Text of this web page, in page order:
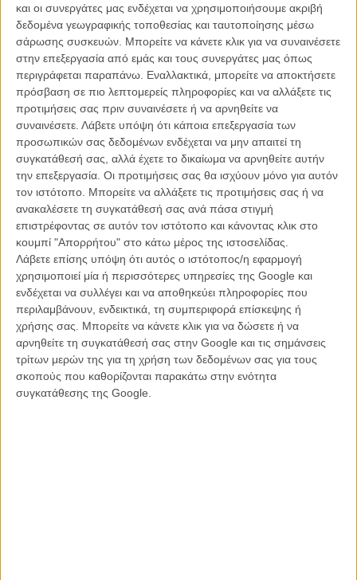
και οι συνεργάτες μας ενδέχεται να χρησιμοποιήσουμε ακριβή
δεδομένα γεωγραφικής τοποθεσίας και ταυτοποίησης μέσω
σάρωσης συσκευών. Μπορείτε να κάνετε κλικ για να συναινέσετε
στην επεξεργασία από εμάς και τους συνεργάτες μας όπως
περιγράφεται παραπάνω. Εναλλακτικά, μπορείτε να αποκτήσετε
πρόσβαση σε πιο λεπτομερείς πληροφορίες και να αλλάξετε τις
προτιμήσεις σας πριν συναινέσετε ή να αρνηθείτε να
συναινέσετε. Λάβετε υπόψη ότι κάποια επεξεργασία των
προσωπικών σας δεδομένων ενδέχεται να μην απαιτεί τη
συγκατάθεσή σας, αλλά έχετε το δικαίωμα να αρνηθείτε αυτήν
την επεξεργασία. Οι προτιμήσεις σας θα ισχύουν μόνο για αυτόν
τον ιστότοπο. Μπορείτε να αλλάξετε τις προτιμήσεις σας ή να
ανακαλέσετε τη συγκατάθεσή σας ανά πάσα στιγμή
επιστρέφοντας σε αυτόν τον ιστότοπο και κάνοντας κλικ στο
κουμπί "Απορρήτου" στο κάτω μέρος της ιστοσελίδας.
Λάβετε επίσης υπόψη ότι αυτός ο ιστότοπος/η εφαρμογή
χρησιμοποιεί μία ή περισσότερες υπηρεσίες της Google και
ενδέχεται να συλλέγει και να αποθηκεύει πληροφορίες που
περιλαμβάνουν, ενδεικτικά, τη συμπεριφορά επίσκεψης ή
χρήσης σας. Μπορείτε να κάνετε κλικ για να δώσετε ή να
αρνηθείτε τη συγκατάθεσή σας στην Google και τις σημάνσεις
τρίτων μερών της για τη χρήση των δεδομένων σας για τους
σκοπούς που καθορίζονται παρακάτω στην ενότητα
συγκατάθεσης της Google.
Και μετά τη φήμη ότι ίσως δούμε την Charli XCX να εμφανίζεται στο
rebootενσαρκώνοντας τον ρόλο της Λευκής Μάγισσας που
υποδύθηκε η Τίλντα Σουίντον στην - κλασική πλέον - ορίτζιναλ
κινηματογραφική μεταφορά του βιβλίου, με τίτλο «To Χρονικό της
Νάρνια: Το Λιοντάρι, η Μάγισσα και η Ντουλάπα» του 2005, σε
σκηνοθεσία του Αντριου Ανταμσον, έρχεται να προστεθεί και άλλη
μια η οποία, ίσως, να προκαλέσει κάποιες αντιδράσεις.
Διαβάστε ακόμα: Η Νάρνια γίνεται brat: Θα δούμε την Charli
XCX στο επερχόμενο reboot της Γκρέτα Γκέργουιγκ;
Σύμφωνα με ένα δημοσίευμα του Nexus Point News, η Μέριλ Στριπ